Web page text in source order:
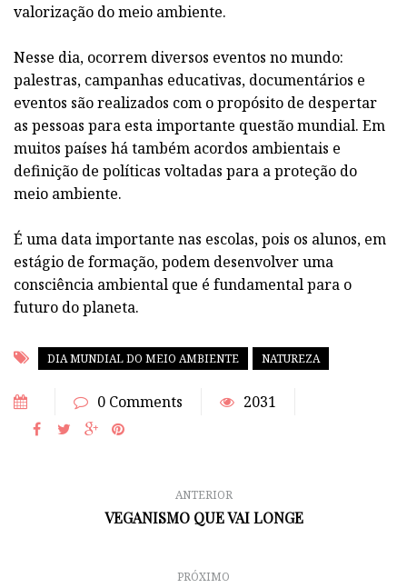
valorização do meio ambiente.
Nesse dia, ocorrem diversos eventos no mundo:
palestras, campanhas educativas, documentários e
eventos são realizados com o propósito de despertar
as pessoas para esta importante questão mundial. Em
muitos países há também acordos ambientais e
definição de políticas voltadas para a proteção do
meio ambiente.
É uma data importante nas escolas, pois os alunos, em
estágio de formação, podem desenvolver uma
consciência ambiental que é fundamental para o
futuro do planeta.
DIA MUNDIAL DO MEIO AMBIENTE NATUREZA
0 Comments 2031
ANTERIOR
VEGANISMO QUE VAI LONGE
PRÓXIMO